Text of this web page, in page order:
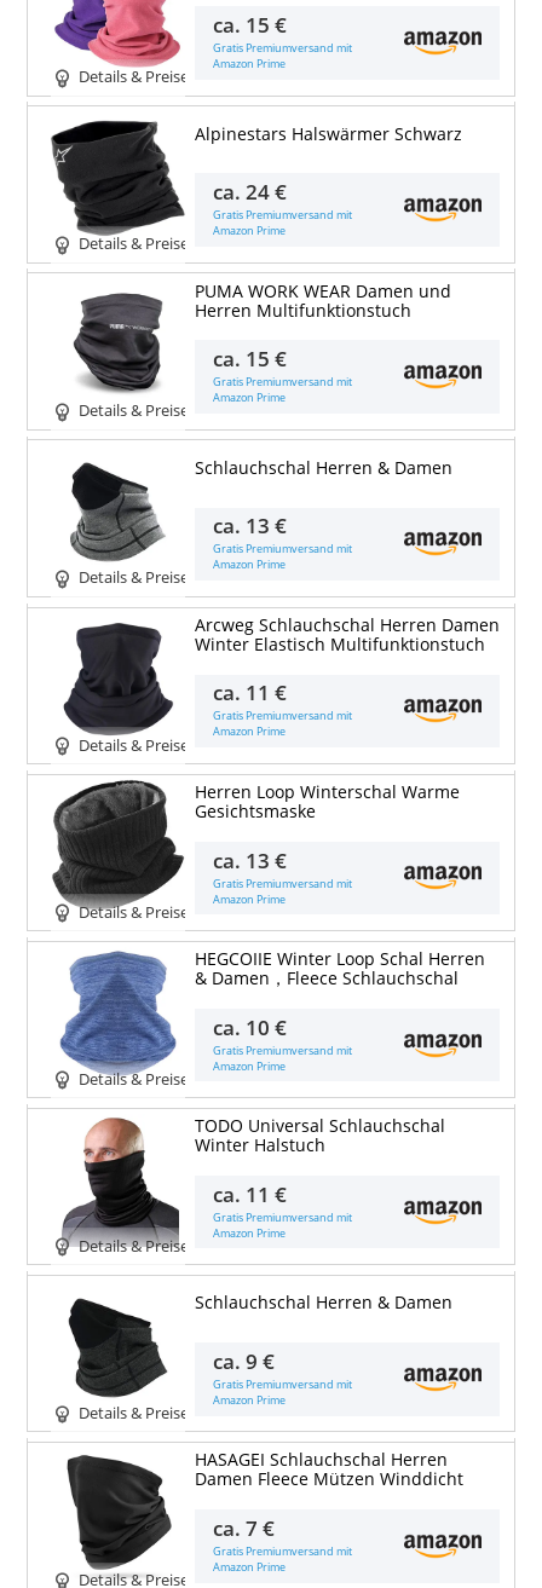
Details & Preise
ca. 15 €
Gratis Premiumversand mit
Amazon Prime
Details & Preise
Alpinestars Halswärmer Schwarz
ca.24 €
Gratis Premiumversand mit
Amazon Prime
Details & Preise
PUMA WORK WEAR Damen und
Herren Multifunktionstuch
ca. 15 €
Gratis Premiumversand mit
Amazon Prime
Details & Preise
Schlauchschal Herren & Damen
ca. 13 €
Gratis Premiumversand mit
Amazon Prime
Details & Preise
Arcweg Schlauchschal Herren Damen
Winter Elastisch Multifunktionstuch
ca. 11 €
Gratis Premiumversand mit
Amazon Prime
Details & Preise
Herren Loop Winterschal Warme
Gesichtsmaske
ca. 13 €
Gratis Premiumversand mit
Amazon Prime
Details & Preise
HEGCOIIE Winter Loop Schal Herren
& Damen，Fleece Schlauchschal
ca. 10 €
Gratis Premiumversand mit
Amazon Prime
Details & Preise
TODO Universal Schlauchschal
Winter Halstuch
ca. 11 €
Gratis Premiumversand mit
Amazon Prime
Details & Preise
Schlauchschal Herren & Damen
ca.9 €
Gratis Premiumversand mit
Amazon Prime
Details & Preise
HASAGEI Schlauchschal Herren
Damen Fleece Mützen Winddicht
ca.7 €
Gratis Premiumversand mit
Amazon Prime